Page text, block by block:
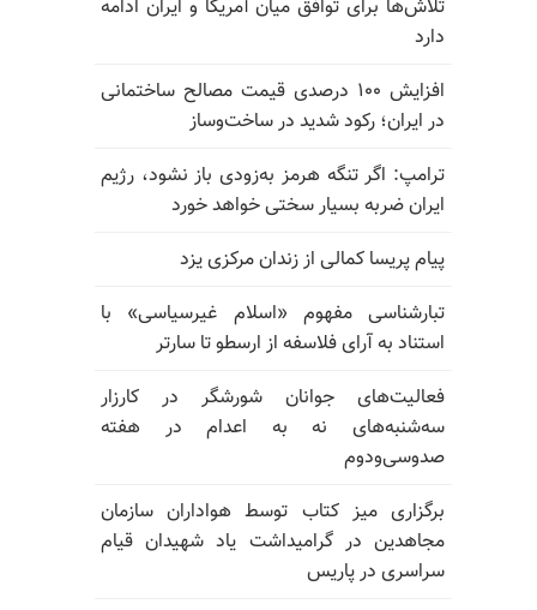
تلاش‌ها برای توافق میان آمریکا و ایران ادامه
دارد
افزایش ۱۰۰ درصدی قیمت مصالح ساختمانی
در ایران؛ رکود شدید در ساخت‌وساز
ترامپ: اگر تنگه هرمز به‌زودی باز نشود، رژیم
ایران ضربه بسیار سختی خواهد خورد
پیام پریسا کمالی از زندان مرکزی یزد
تبارشناسی مفهوم «اسلام غیرسیاسی» با
استناد به آرای فلاسفه از ارسطو تا سارتر
فعالیت‌های جوانان شورشگر در کارزار
سه‌شنبه‌های نه به اعدام در هفته
صدوسی‌و‌دوم
برگزاری میز کتاب توسط هواداران سازمان
مجاهدین در گرامیداشت یاد شهیدان قیام
سراسری در پاریس